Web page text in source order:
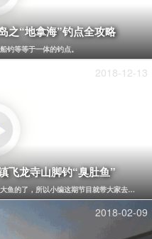
之“地拿海”钓点全攻略
钓等等于一体的钓点。
2018-12-13
飞龙寺山脚钓“臭肚鱼”
鱼的了，所以小编这期节目就带大家去东平
2018-02-09